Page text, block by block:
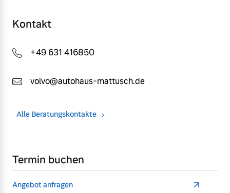
Kontakt
+49 631 416850
volvo@autohaus-mattusch.de
Alle Beratungskontakte
Termin buchen
Angebot anfragen